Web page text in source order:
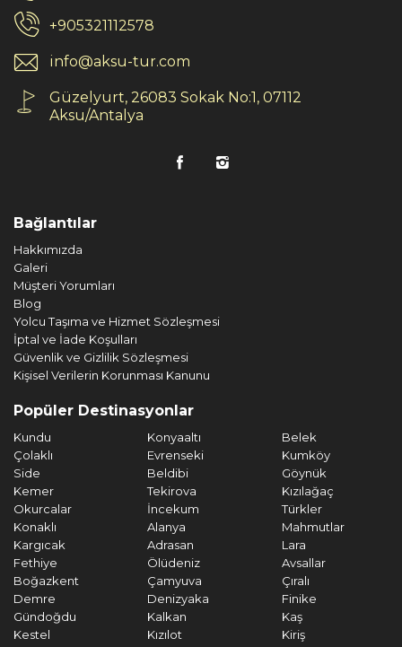
+905321112578
info@aksu-tur.com
Güzelyurt, 26083 Sokak No:1, 07112
Aksu/Antalya
Bağlantılar
Hakkımızda
Galeri
Müşteri Yorumları
Blog
Yolcu Taşıma ve Hizmet Sözleşmesi
İptal ve İade Koşulları
Güvenlik ve Gizlilik Sözleşmesi
Kişisel Verilerin Korunması Kanunu
Popüler Destinasyonlar
Kundu Konyaaltı
Belek
Çolaklı
Evrenseki
Kumköy
Side
Beldibi
Göynük
Kemer
Tekirova
Kızılağaç
Okurcalar
İncekum
Türkler
Konaklı
Alanya
Mahmutlar
Kargıcak
Adrasan
Lara
Fethiye
Ölüdeniz
Avsallar
Boğazkent
Çamyuva
Çıralı
Demre
Denizyaka
Finike
Gündoğdu
Kalkan
Kaş
Kestel
Kızılot
Kiriş